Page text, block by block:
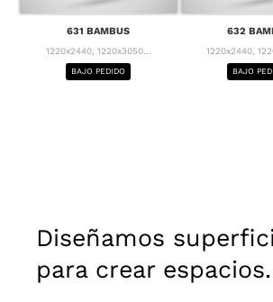
631 BAMBUS
1220x2440, 1220x3050...
BAJO PEDIDO
632
1220x2440,
BAJO
Diseñamos
para crear espacios.